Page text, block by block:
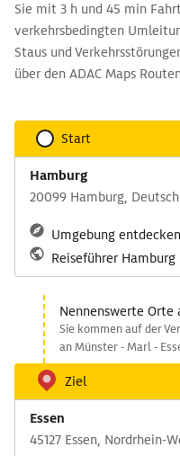
Sie mit 3 h und 45 min
verkehrsbedingten
Staus und
über den ADAC Maps
Start
Hamburg
20099 Hamburg,
Umgebung entdecken
Reiseführer Hamburg
Nennenswerte
Sie kommen auf der
an Münster - Marl -
Ziel
Essen
45127 Essen, Nordrhein-